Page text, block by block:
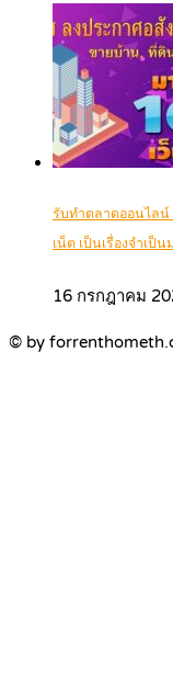
รับทำตลาดออนไล
เน็ต เป็นเรื่องจำเป็
16 กรกฎาคม
© by